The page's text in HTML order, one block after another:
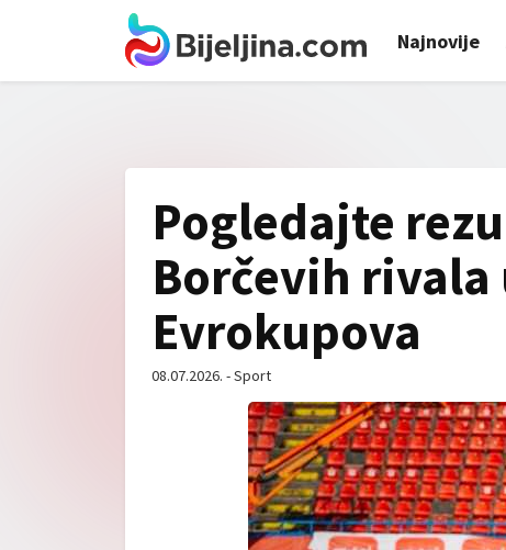
Najnovije
Pogledajte
Borčevih
Evrokupova
08.07.2026. - Sport